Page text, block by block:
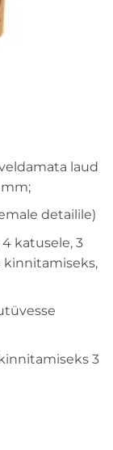
laud
detailile)
katusele, 3
kinnitamiseks,
3